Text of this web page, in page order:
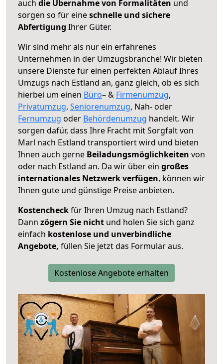
auch die Übernahme von Formalitäten und
sorgen so für eineschnelle und sichere
Abfertigung Ihrer Güter.
Wir sind mehr als nur ein erfahrenes
Unternehmen in der Umzugsbranche! Wir bieten
unsere Dienste für einen perfekten Ablauf Ihres
Umzugs nach Estland an, ganz gleich, ob es sich
hierbei um einen Büro– & Firmenumzug,
Privatumzug, Seniorenumzug, Nah- oder
Fernumzug oder Behördenumzug handelt. Wir
sorgen dafür, dass Ihre Fracht mit Sorgfalt von
Marl nach Estland transportiert wird und bieten
Ihnen auch gerne Beiladungsmöglichkeiten von
oder nach Estland an. Da wir über ein großes
internationales Netzwerk verfügen, können wir
Ihnen gute und günstige Preise anbieten.
Kostencheckfür Ihren Umzug nach Estland?
Dann zögern Sie nicht und holen Sie sich ganz
einfach kostenlose und unverbindliche
Angebote, füllen Sie jetzt das Formular aus.
Kostenlose Angebote erhalten